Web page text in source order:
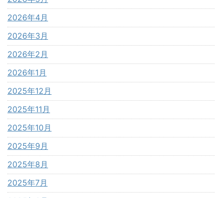
2026年4月
2026年3月
2026年2月
2026年1月
2025年12月
2025年11月
2025年10月
2025年9月
2025年8月
2025年7月